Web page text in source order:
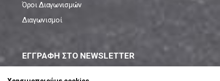
Όροι Διαγωνισμών
Διαγωνισμοί
ΕΓΓΡΑΦΗ ΣΤΟ NEWSLETTER